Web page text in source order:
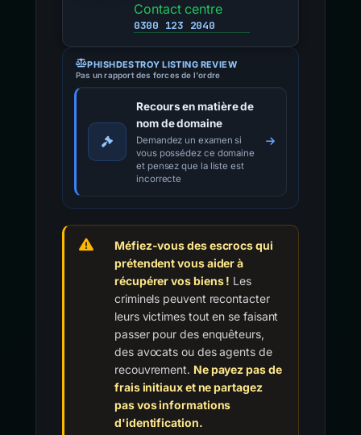
Contact centre
0300 123 2040
PHISHDESTROY LISTING REVIEW
Pas un rapport des forces de l'ordre
Recours en matière de
nom de domaine
Demandez un examen si
vous possédez ce domaine
et pensez que la liste est
incorrecte
Méfiez-vous des escrocs qui
prétendent vous aider à
récupérer vos biens ! Les
criminels peuvent recontacter
leurs victimes tout en se faisant
passer pour des enquêteurs,
des avocats ou des agents de
recouvrement. Ne payez pas de
frais initiaux et ne partagez
pas vos informations
d'identification.